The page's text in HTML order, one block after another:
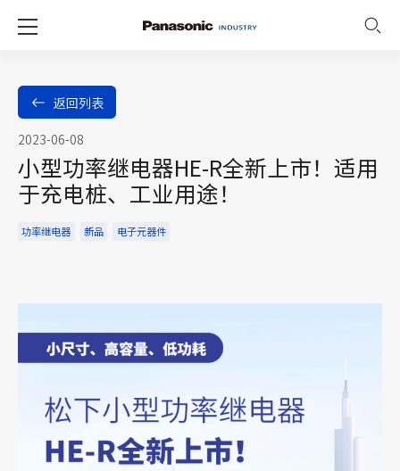
返回列表
2023-06-08
小型功率继电器HE-R全新上市！适用
于充电桩、工业用途！
功率继电器 新品 电子元器件